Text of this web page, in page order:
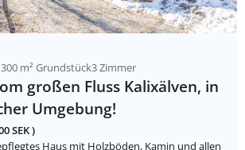
m² Grundstück3 Zimmer
großen Fluss Kalixälven, in
Umgebung!
SEK )
Haus mit Holzböden, Kamin und allen